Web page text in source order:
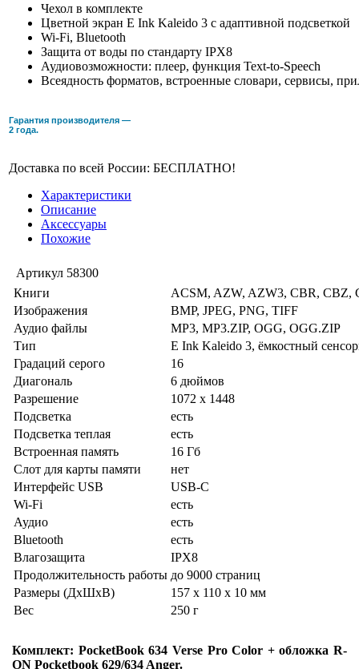
Чехол в комплекте
Цветной экран E Ink Kaleido 3 с адаптивной подсветкой
Wi-Fi, Bluetooth
Защита от воды по стандарту IPX8
Аудиовозможности: плеер, функция Text-to-Speech
Всеядность форматов, встроенные словари, сервисы,
Гарантия производителя —
2 года.
Доставка по всей России: БЕСПЛАТНО!
Характеристики
Описание
Аксессуары
Похожие
Артикул 58300
Книги
ACSM, AZW, AZW3, CBR, CBZ,
Изображения
BMP, JPEG, PNG, TIFF
Аудио файлы
MP3, MP3.ZIP, OGG, OGG.ZIP
Тип
E Ink Kaleido 3, ёмкостный
Градаций серого
16
Диагональ
6 дюймов
Разрешение
1072 x 1448
Подсветка
есть
Подсветка теплая
есть
Встроенная память
16 Гб
Слот для карты памяти
нет
Интерфейс USB
USB-C
Wi-Fi
есть
Аудио
есть
Bluetooth
есть
Влагозащита
IPX8
Продолжительность работы до 9000 страниц
Размеры (ДхШхВ)
157 x 110 x 10 мм
Вес
250 г
Комплект: PocketBook 634 Verse Pro Color + обложка R-
ON Pocketbook 629/634 Anger.